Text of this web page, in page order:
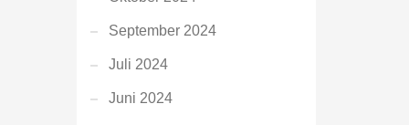
September 2024
Juli 2024
Juni 2024